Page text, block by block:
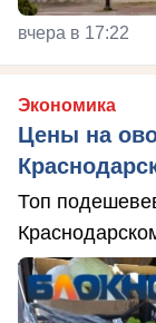
вчера в 17:22
Экономика
Цены на
Топ